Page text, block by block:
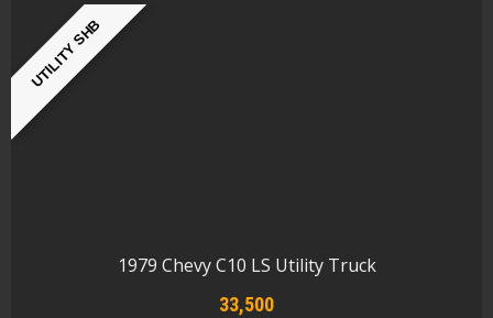
UTILITY SHB
1979 Chevy C10 LS Utility Truck
33,500